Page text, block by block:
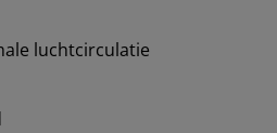
luchtcirculatie